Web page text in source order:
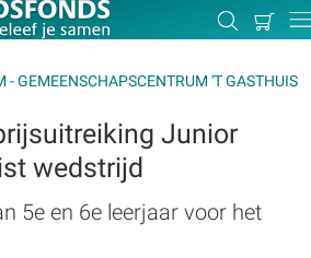
Zoeken
Mijn
- GEMEENSCHAPSCENTRUM 'T GASTHUIS
Junior
wedstrijd
5e en 6e leerjaar voor het